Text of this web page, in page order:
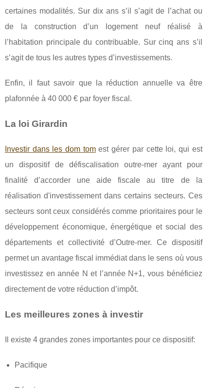
certaines modalités. Sur dix ans s’il s’agit de l’achat ou
de la construction d’un logement neuf réalisé à
l’habitation principale du contribuable. Sur cinq ans s’il
s’agit de tous les autres types d’investissements.
Enfin, il faut savoir que la réduction annuelle va être
plafonnée à 40 000 € par foyer fiscal.
La loi Girardin
Investir dans les dom tomest gérer par cette loi, qui est
un dispositif de défiscalisation outre-mer ayant pour
finalité d’accorder une aide fiscale au titre de la
réalisation d'investissement dans certains secteurs. Ces
secteurs sont ceux considérés comme prioritaires pour le
développement économique, énergétique et social des
départements et collectivité d’Outre-mer. Ce dispositif
permet un avantage fiscal immédiat dans le sens où vous
investissez en année N et l’année N+1, vous bénéficiez
directement de votre réduction d’impôt.
Les meilleures zones à investir
Il existe 4 grandes zones importantes pour ce dispositif:
Pacifique